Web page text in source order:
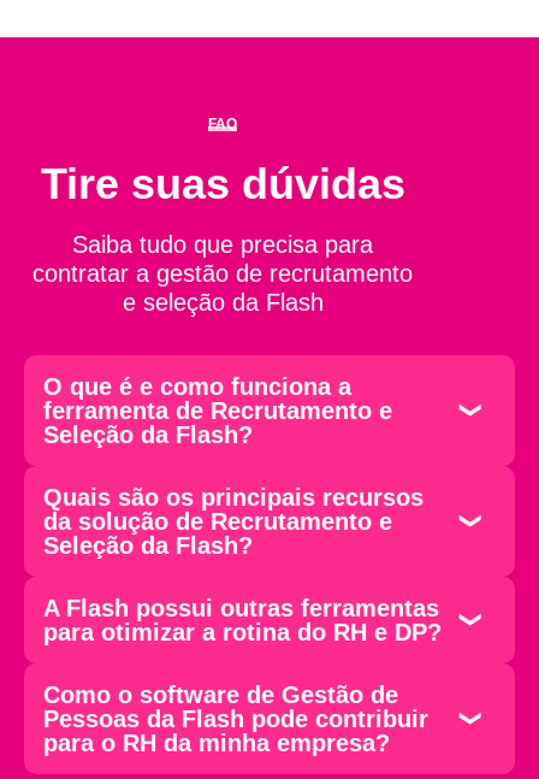
FAQ
Tire suas dúvidas
Saiba tudo que precisa para
contratar a gestão de recrutamento
e seleção da Flash
O que é e como funciona a
ferramenta de Recrutamento e
Seleção da Flash?
Quais são os principais recursos
da solução de Recrutamento e
Seleção da Flash?
A Flash possui outras ferramentas
para otimizar a rotina do RH e DP?
Como o software de Gestão de
Pessoas da Flash pode contribuir
para o RH da minha empresa?